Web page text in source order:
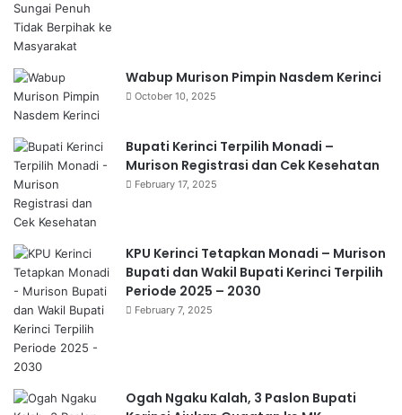
Wabup Murison Pimpin Nasdem Kerinci
October 10, 2025
Bupati Kerinci Terpilih Monadi –
Murison Registrasi dan Cek Kesehatan
February 17, 2025
KPU Kerinci Tetapkan Monadi – Murison
Bupati dan Wakil Bupati Kerinci Terpilih
Periode 2025 – 2030
February 7, 2025
Ogah Ngaku Kalah, 3 Paslon Bupati